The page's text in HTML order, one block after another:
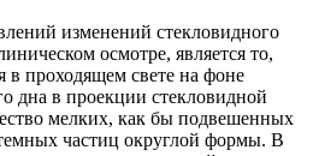
изменений стекловидного
осмотре, является то,
в проходящем свете на фоне
дна в проекции стекловидной
мелких, как бы подвешенных
частиц округлой формы. В